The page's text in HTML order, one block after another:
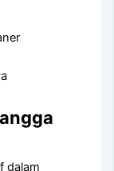
dalam